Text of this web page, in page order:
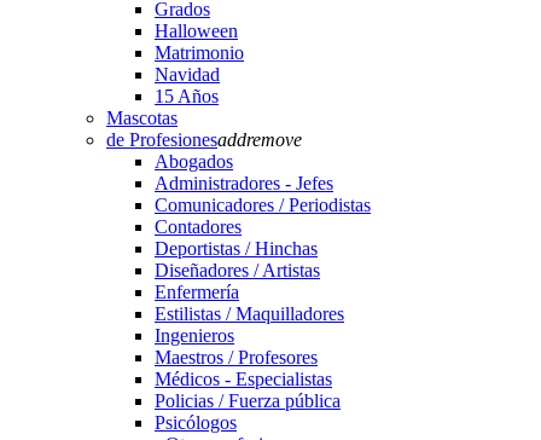
Grados
Halloween
Matrimonio
Navidad
15 Años
Mascotas
de Profesionesaddremove
Abogados
Administradores - Jefes
Comunicadores / Periodistas
Contadores
Deportistas / Hinchas
Diseñadores / Artistas
Enfermería
Estilistas / Maquilladores
Ingenieros
Maestros / Profesores
Médicos - Especialistas
Policias / Fuerza pública
Psicólogos